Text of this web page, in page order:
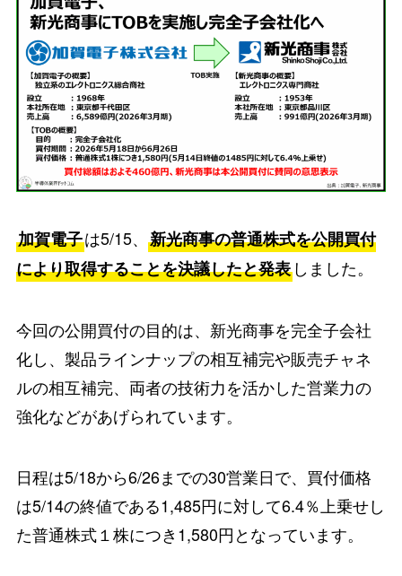
加賀電子は5/15、 新光商事の普通株式を公開買付
により取得することを決議したと発表しました。
今回の公開買付の目的は、新光商事を完全子会社
化し、製品ラインナップの相互補完や販売チャネ
ルの相互補完、両者の技術力を活かした営業力の
強化などがあげられています。
日程は5/18から6/26までの30営業日で、買付価格
は5/14の終値である1,485円に対して6.4％上乗せし
た普通株式１株につき1,580円となっています。